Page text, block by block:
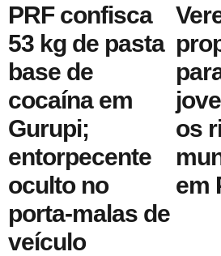
PRF confisca
53 kg de pasta
base de
cocaína em
Gurupi;
entorpecente
oculto no
porta-malas de
veículo
os
em